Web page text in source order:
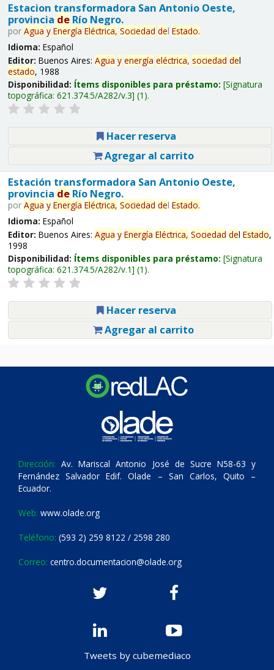
Estacion transformadora San Antonio Oeste,
provincia deRío Negro.
por Agua y Energía Eléctrica, Sociedad del Estado.
Idioma: Español
Editor: Buenos Aires: Agua y energía eléctrica, sociedad del
estado, 1988
Disponibilidad: Ítems disponibles para préstamo: Signatura
topográfica: 621.374.5/A282/v.3 (1).
Hacer reserva
Agregar al carrito
Estación transformadora San Antonio Oeste,
provincia deRío Negro.
por Agua y Energía Eléctrica, Sociedad del Estado.
Idioma: Español
Editor: Buenos Aires: Agua y Energía Eléctrica, Sociedad del Estado,
1998
Disponibilidad: Ítems disponibles para préstamo: Signatura
topográfica: 621.374.5/A282/v.1 (1).
Hacer reserva
Agregar al carrito
Dirección: Av. Mariscal Antonio José de Sucre N58-63 y
Fernández Salvador Edif. Olade – San Carlos, Quito –
Ecuador.
Web: www.olade.org
Teléfono: (593 2) 259 8122 / 2598 280
Correo: centro.documentacion@olade.org
Tweets by cubemediaco